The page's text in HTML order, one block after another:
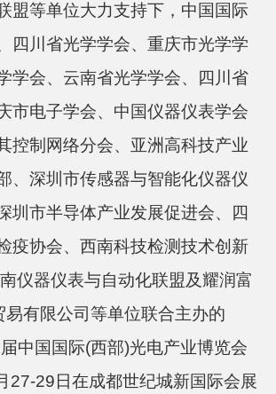
盟等单位大力支持下，中国国际
四川省光学学会、重庆市光学学
学会、云南省光学学会、四川省
市电子学会、中国仪器仪表学会
控制网络分会、亚洲高科技产业
、深圳市传感器与智能化仪器仪
圳市半导体产业发展促进会、四
疫协会、西南科技检测技术创新
仪器仪表与自动化联盟及耀润富
易有限公司等单位联合主办的
中国国际(西部)光电产业博览会
27-29 日在成都世纪城新国际会展